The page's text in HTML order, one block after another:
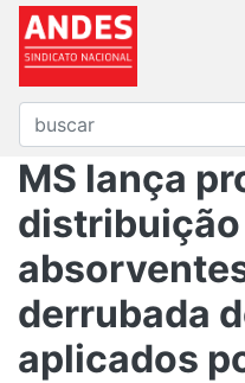
MS lança
derrubada
aplicados